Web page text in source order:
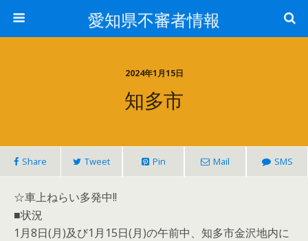
愛知県不審者情報
2024年1月15日
知多市
Share Tweet Pin Mail SMS
☆車上ねらい多発中!!
■状況
1月8日(月)及び1月15日(月)の午前中、知多市金沢地内に